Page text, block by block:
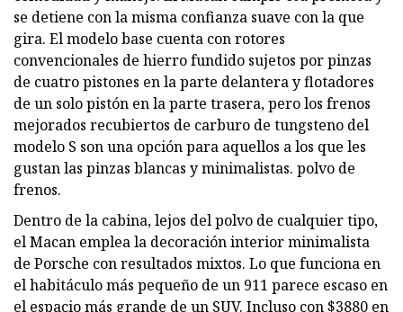
se detiene con la misma confianza suave con la que
gira. El modelo base cuenta con rotores
convencionales de hierro fundido sujetos por pinzas
de cuatro pistones en la parte delantera y flotadores
de un solo pistón en la parte trasera, pero los frenos
mejorados recubiertos de carburo de tungsteno del
modelo S son una opción para aquellos a los que les
gustan las pinzas blancas y minimalistas. polvo de
frenos.
Dentro de la cabina, lejos del polvo de cualquier tipo,
el Macan emplea la decoración interior minimalista
de Porsche con resultados mixtos. Lo que funciona en
el habitáculo más pequeño de un 911 parece escaso en
el espacio más grande de un SUV. Incluso con $3880 en